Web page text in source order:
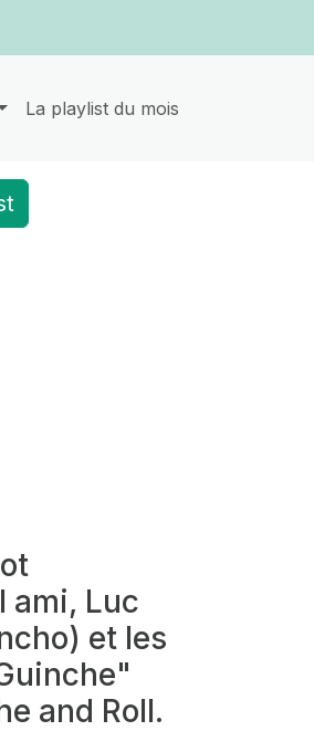
La playlist du mois
ami, Luc
et les
and Roll.